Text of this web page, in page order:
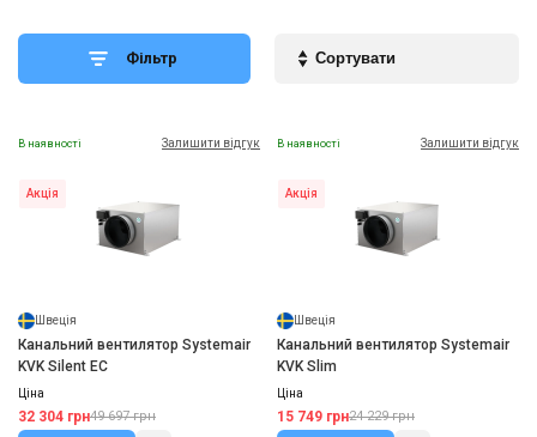
Фільтр
В наявності Залишити відгук
Акція
Швеція
Канальний вентилятор Systemair
KVK Silent EC
Ціна
32 304 грн49 697 грн
В наявності Залишити відгук
Акція
Швеція
Канальний вентилятор Systemair
KVK Slim
Ціна
15 749 грн24 229 грн